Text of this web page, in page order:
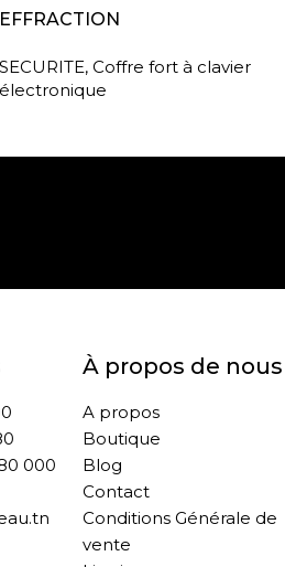
EFFRACTION
SECURITE, Coffre fort à clavier
électronique
000
À propos de nous
A propos
Boutique
Blog
Contact
Conditions Générale de
vente